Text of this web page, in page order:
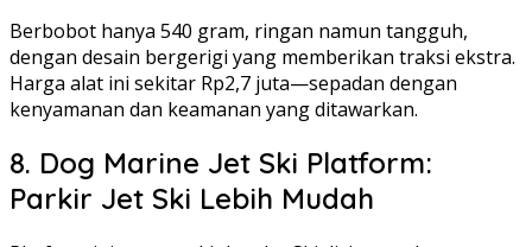
Berbobot hanya 540 gram, ringan namun tangguh,
dengan desain bergerigi yang memberikan traksi ekstra.
Harga alat ini sekitar Rp2,7 juta—sepadan dengan
kenyamanan dan keamanan yang ditawarkan.
8. Dog Marine Jet Ski Platform:
Parkir Jet Ski Lebih Mudah